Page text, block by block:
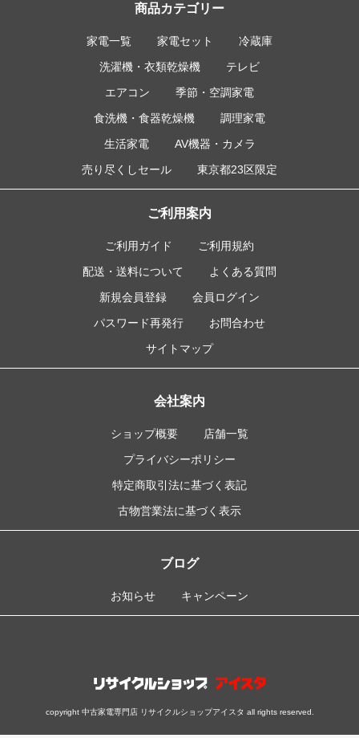
商品カテゴリー
家電一覧 家電セット
冷蔵庫
洗濯機・衣類乾燥機
テレビ
エアコン
季節・空調家電
食洗機・食器乾燥機
調理家電
生活家電
AV機器・カメラ
売り尽くしセール
東京都23区限定
ご利用案内
ご利用ガイド
ご利用規約
配送・送料について
よくある質問
新規会員登録
会員ログイン
パスワード再発行
お問合わせ
サイトマップ
会社案内
ショップ概要
店舗一覧
プライバシーポリシー
特定商取引法に基づく表記
古物営業法に基づく表示
ブログ
お知らせ キャンペーン
copyright 中古家電専門店 リサイクルショップアイスタ all rights reserved.